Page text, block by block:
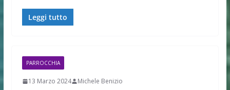
Leggi tutto
PARROCCHIA
13 Marzo 2024 Michele Benizio